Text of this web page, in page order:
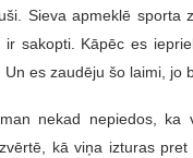
Sieva apmeklē
sakopti. Kāpēc es
es zaudēju šo laimi, jo
nekad nepiedos,
kā viņa izturas